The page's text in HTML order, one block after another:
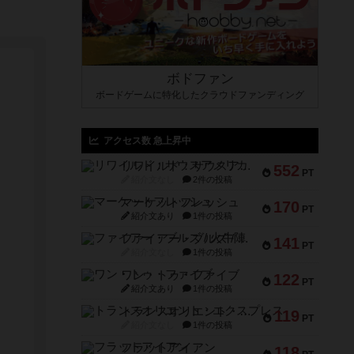
ボドファン
ボードゲームに特化したクラウドファンディング
アクセス数 急上昇中
552 PT
リワイルド：サウスアメリカ
2件の投稿
170 PT
マーケットフレッシュ
紹介文あり 1件の投稿
141 PT
ファイアー・ブルズ / 火牛陣
1件の投稿
122 PT
ワン・トゥ・ファイブ
紹介文あり 1件の投稿
119 PT
トランスオリエント・エクスプレス
1件の投稿
フラットアイアン